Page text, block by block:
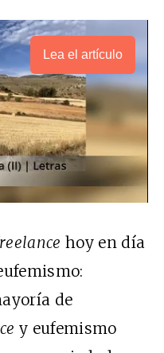
Lea el artículo
hoy en día
de
y eufemismo